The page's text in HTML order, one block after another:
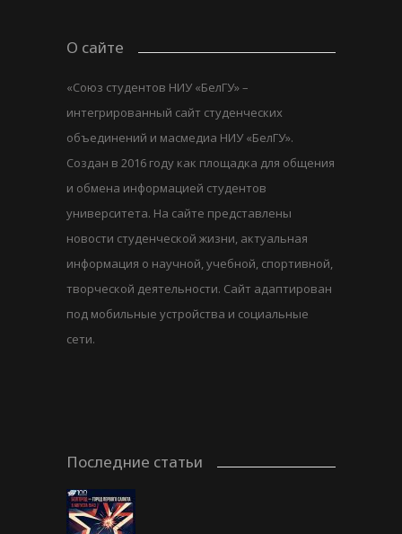
О сайте
«Союз студентов НИУ «БелГУ» –
интегрированный сайт студенческих
объединений и масмедиа НИУ «БелГУ».
Создан в 2016 году как площадка для общения
и обмена информацией студентов
университета. На сайте представлены
новости студенческой жизни, актуальная
информация о научной, учебной, спортивной,
творческой деятельности. Сайт адаптирован
под мобильные устройства и социальные
сети.
Последние статьи